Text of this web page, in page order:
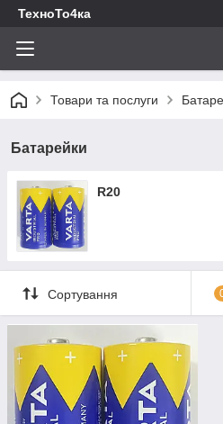
ТехноТо4ка
Товари та послуги
Батарейки
R20
Сортування